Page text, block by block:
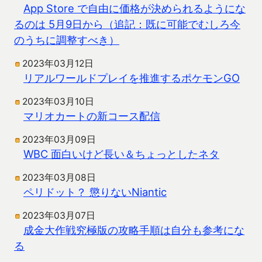
App Store で自由に価格が決められるようにな
るのは 5月9日から（追記：既に可能でむしろ今
のうちに調整すべき）
2023年03月12日
リアルワールドプレイを推進するポケモンGO
2023年03月10日
マリオカートの新コース配信
2023年03月09日
WBC 面白いけど長い＆ちょっとしたネタ
2023年03月08日
ペリドット？ 懲りないNiantic
2023年03月07日
成金大作戦究極版の攻略手順は自分も参考にな
る